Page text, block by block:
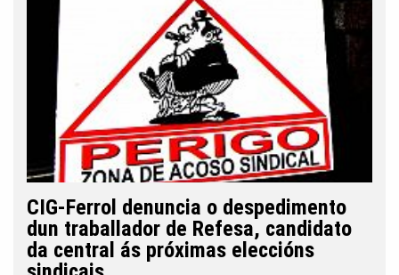
CIG-Ferrol denuncia o despedimento
dun traballador de Refesa, candidato
da central ás próximas eleccións